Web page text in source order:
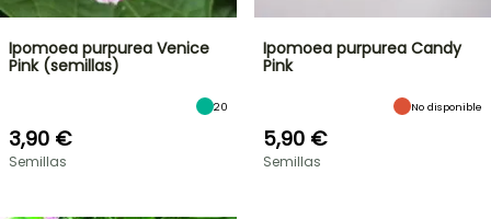
Ipomoea purpurea Venice
Pink (semillas)
20
3,90 €
Semillas
Ipomoea purpurea Candy
Pink
No disponible
5,90 €
Semillas